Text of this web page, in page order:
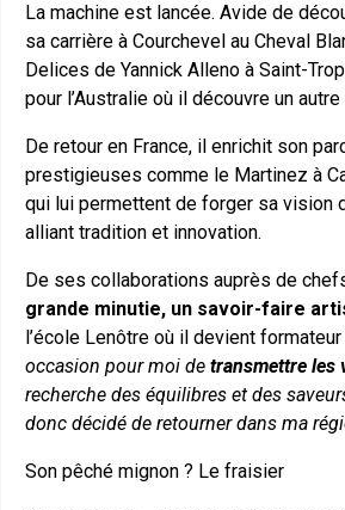
La machine est lancée. Avide de
sa carrière à Courchevel au Cheval
Delices de Yannick Alleno à Saint-
pour l’Australie où il découvre un
De retour en France, il enrichit son
prestigieuses comme le Martinez à
qui lui permettent de forger sa vision
alliant tradition et innovation.
De ses collaborations auprès de
grande minutie, un savoir-faire
l’école Lenôtre où il devient
occasion pour moi de transmettre les
recherche des équilibres et des
donc décidé de retourner dans ma
Son pêché mignon ? Le fraisier